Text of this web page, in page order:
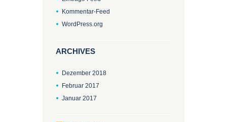
Kommentar-Feed
WordPress.org
ARCHIVES
Dezember2018
Februar2017
Januar2017